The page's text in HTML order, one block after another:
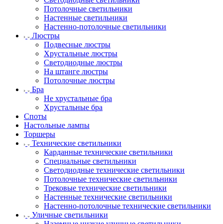
Потолочные светильники
Настенные светильники
Настенно-потолочные светильники
Люстры
Подвесные люстры
Хрустальные люстры
Светодиодные люстры
На штанге люстры
Потолочные люстры
Бра
Не хрустальные бра
Хрустальные бра
Споты
Настольные лампы
Торшеры
Технические светильники
Карданные технические светильники
Специальные светильники
Светодиодные технические светильники
Потолочные технические светильники
Трековые технические светильники
Настенные технические светильники
Настенно-потолочные технические светильники
Уличные светильники